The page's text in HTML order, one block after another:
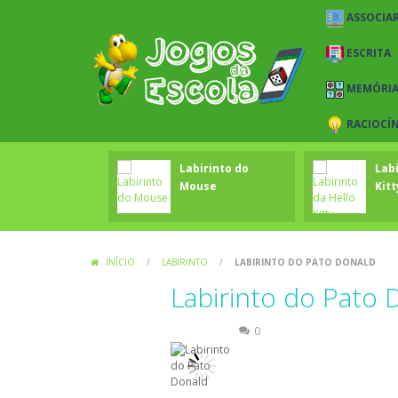
ESCRITA
MEMÓRIA
Labirinto do
Mouse
INÍCIO / LABIRINTO / LABIRINTO DO PATO DONALD
Labirinto do Pato
0